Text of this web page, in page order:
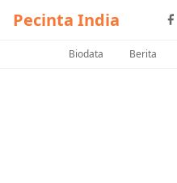
Pecinta India
Biodata Berita